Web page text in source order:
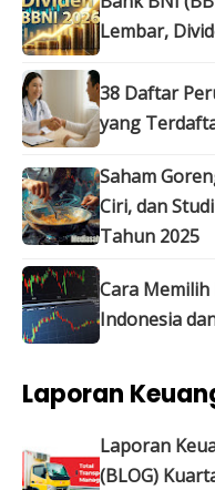
Lembar,
38 Daftar
yang
Saham
Ciri, dan
Tahun 2025
Cara
Indonesia
Laporan
Laporan
(BLOG)